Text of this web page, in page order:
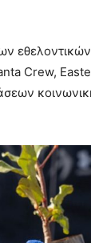
Crew,